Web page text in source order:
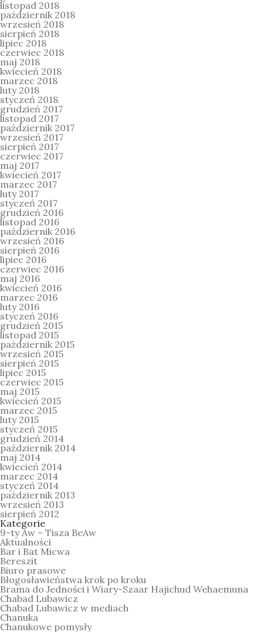
listopad 2018
październik 2018
wrzesień 2018
sierpień 2018
lipiec 2018
czerwiec 2018
maj 2018
kwiecień 2018
marzec 2018
luty 2018
styczeń 2018
grudzień 2017
listopad 2017
październik 2017
wrzesień 2017
sierpień 2017
czerwiec 2017
maj 2017
kwiecień 2017
marzec 2017
luty 2017
styczeń 2017
grudzień 2016
listopad 2016
październik 2016
wrzesień 2016
sierpień 2016
lipiec 2016
czerwiec 2016
maj 2016
kwiecień 2016
marzec 2016
luty 2016
styczeń 2016
grudzień 2015
listopad 2015
październik 2015
wrzesień 2015
sierpień 2015
lipiec 2015
czerwiec 2015
maj 2015
kwiecień 2015
marzec 2015
luty 2015
styczeń 2015
grudzień 2014
październik 2014
maj 2014
kwiecień 2014
marzec 2014
styczeń 2014
październik 2013
wrzesień 2013
sierpień 2012
Kategorie
9-ty Aw – Tisza BeAw
Aktualności
Bar i Bat Micwa
Bereszit
Biuro prasowe
Błogosławieństwa krok po kroku
Brama do Jedności i Wiary-Szaar Hajichud Wehaemuna
Chabad Lubawicz
Chabad Lubawicz w mediach
Chanuka
Chanukowe pomysły